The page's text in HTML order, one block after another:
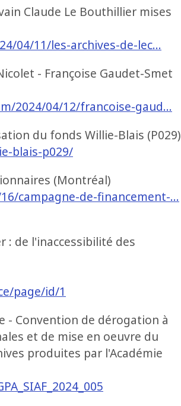
Claude Le Bouthillier mises
04/11/les-archives-de-lec…
- Françoise Gaudet-Smet
2024/04/12/francoise-gaud…
du fonds Willie-Blais (P029)
blais-p029/
(Montréal)
campagne-de-financement-…
: de l'inaccessibilité des
page/id/1
- Convention de dérogation à
et de mise en oeuvre du
produites par l'Académie